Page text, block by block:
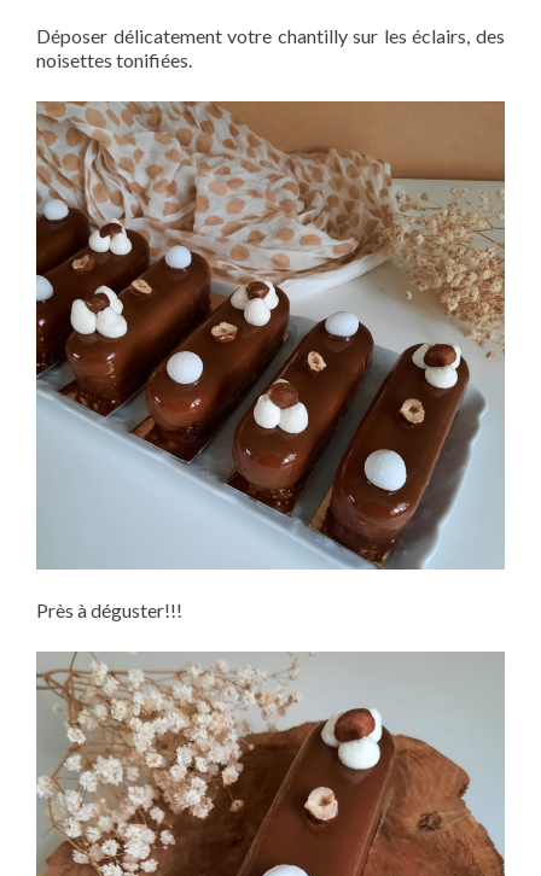
Déposer délicatement votre chantilly sur les éclairs, des
noisettes tonifiées.
Près à déguster!!!